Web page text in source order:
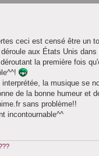
ceci est censé être un
aux États Unis dans
la première fois
la musique se
de la bonne humeur et
sans problème!!
incontournable^^